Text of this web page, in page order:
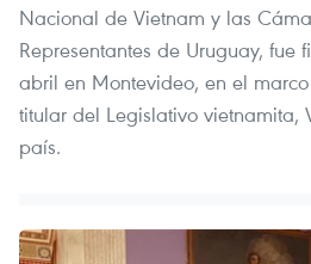
Nacional de Vietnam y las
Representantes de Uruguay, fue
abril en Montevideo, en el
titular del Legislativo vietnamita,
país.